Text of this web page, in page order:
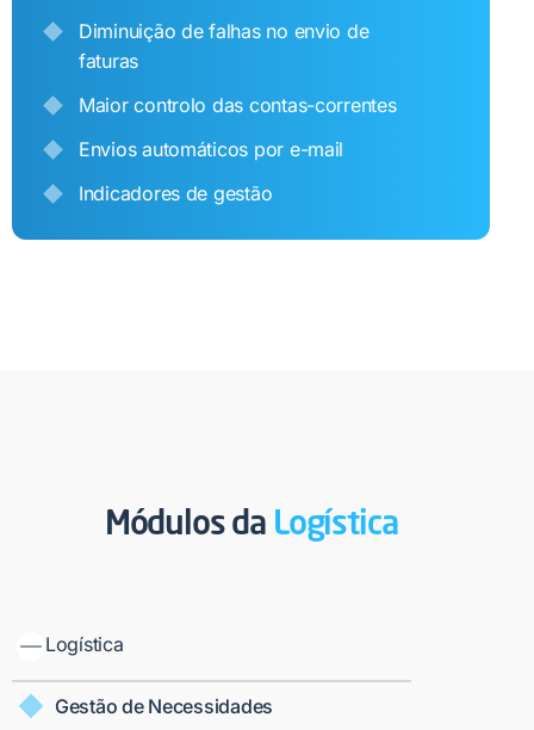
Diminuição de falhas no envio de
faturas
Maior controlo das contas-correntes
Envios automáticos por e-mail
Indicadores de gestão
Módulos da Logística​
Logística
Gestão de Necessidades